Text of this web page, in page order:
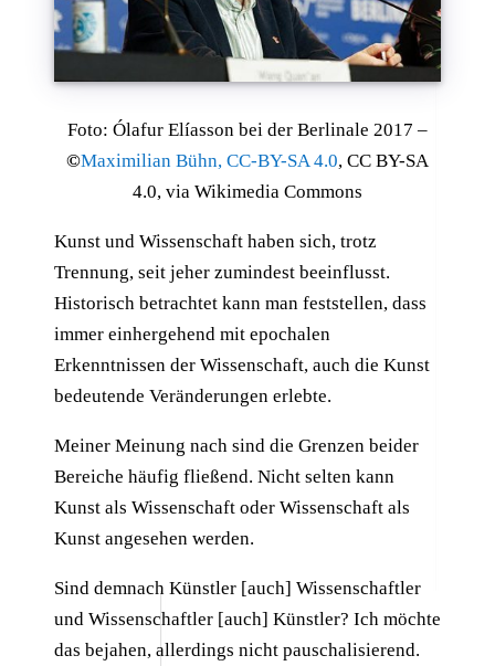
Foto: Ólafur Elíasson bei der Berlinale 2017 –
©Maximilian Bühn, CC-BY-SA 4.0, CC BY-SA
4.0, via Wikimedia Commons
Kunst und Wissenschaft haben sich, trotz
Trennung, seit jeher zumindest beeinflusst.
Historisch betrachtet kann man feststellen, dass
immer einhergehend mit epochalen
Erkenntnissen der Wissenschaft, auch die Kunst
bedeutende Veränderungen erlebte.
Meiner Meinung nach sind die Grenzen beider
Bereiche häufig fließend. Nicht selten kann
Kunst als Wissenschaft oder Wissenschaft als
Kunst angesehen werden.
Sind demnach Künstler [auch] Wissenschaftler
und Wissenschaftler [auch] Künstler? Ich möchte
das bejahen, allerdings nicht pauschalisierend.